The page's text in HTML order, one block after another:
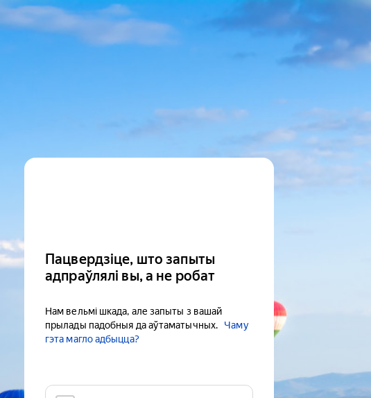
Пацвердзіце, што запыты
адпраўлялі вы, а не робат
Нам вельмі шкада, але запыты з вашай
прылады падобныя да аўтаматычных.
Чаму
гэта магло адбыцца?